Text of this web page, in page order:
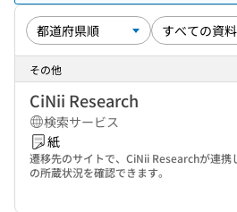
その他
CiNii Research
検索サービス
紙
遷移先のサイトで、CiNii Researchが連携
の所蔵状況を確認できます。